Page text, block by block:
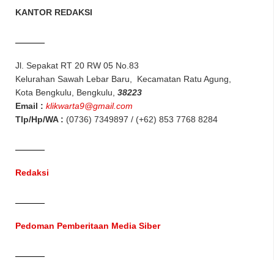
KANTOR REDAKSI
Jl. Sepakat RT 20 RW 05 No.83
Kelurahan Sawah Lebar Baru, Kecamatan Ratu Agung,
Kota Bengkulu, Bengkulu, 38223
Email : klikwarta9@gmail.com
Tlp/Hp/WA : (0736) 7349897 / (+62) 853 7768 8284
Redaksi
Pedoman Pemberitaan Media Siber